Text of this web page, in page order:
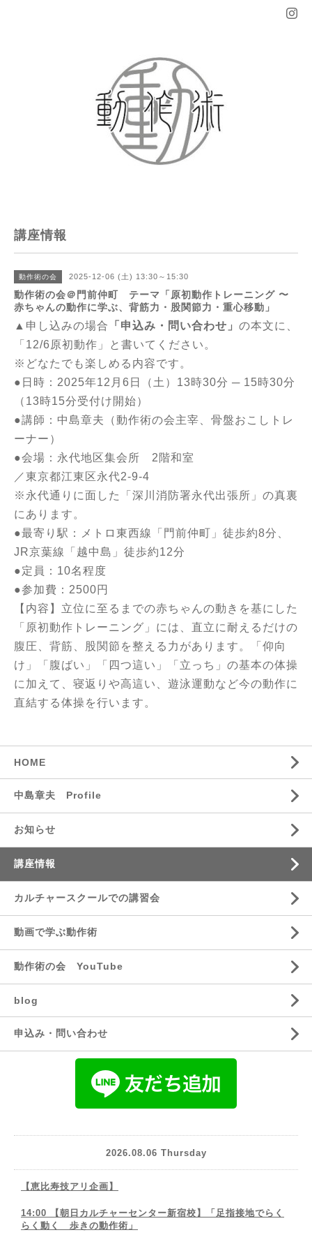
講座情報
動作術の会 2025-12-06 (土) 13:30～15:30
動作術の会＠門前仲町 テーマ「原初動作トレーニング 〜
赤ちゃんの動作に学ぶ、背筋力・股関節力・重心移動」
▲申し込みの場合 「申込み・問い合わせ」 の本文に、
「12/6原初動作」と書いてください。
※どなたでも楽しめる内容です。
●日時：2025年12月6日（土）13時30分 ─ 15時30分
（13時15分受付け開始）
●講師：中島章夫（動作術の会主宰、骨盤おこしトレ
ーナー）
●会場：永代地区集会所 2階和室
／東京都江東区永代2-9-4
※永代通りに面した「深川消防署永代出張所」の真裏
にあります。
●最寄り駅：メトロ東西線「門前仲町」徒歩約8分、
JR京葉線「越中島」徒歩約12分
●定員：10名程度
●参加費：2500円
【内容】立位に至るまでの赤ちゃんの動きを基にした
「原初動作トレーニング」には、直立に耐えるだけの
腹圧、背筋、股関節を整える力があります。「仰向
け」「腹ばい」「四つ這い」「立っち」の基本の体操
に加えて、寝返りや高這い、遊泳運動など今の動作に
直結する体操を行います 。
HOME
中島章夫 Profile
お知らせ
講座情報
カルチャースクールでの講習会
動画で学ぶ動作術
動作術の会 YouTube
blog
申込み・問い合わせ
2026.08.06 Thursday
【恵比寿技アリ企画】
14:00 【朝日カルチャーセンター新宿校】「足指接地でらく
らく動く 歩きの動作術」